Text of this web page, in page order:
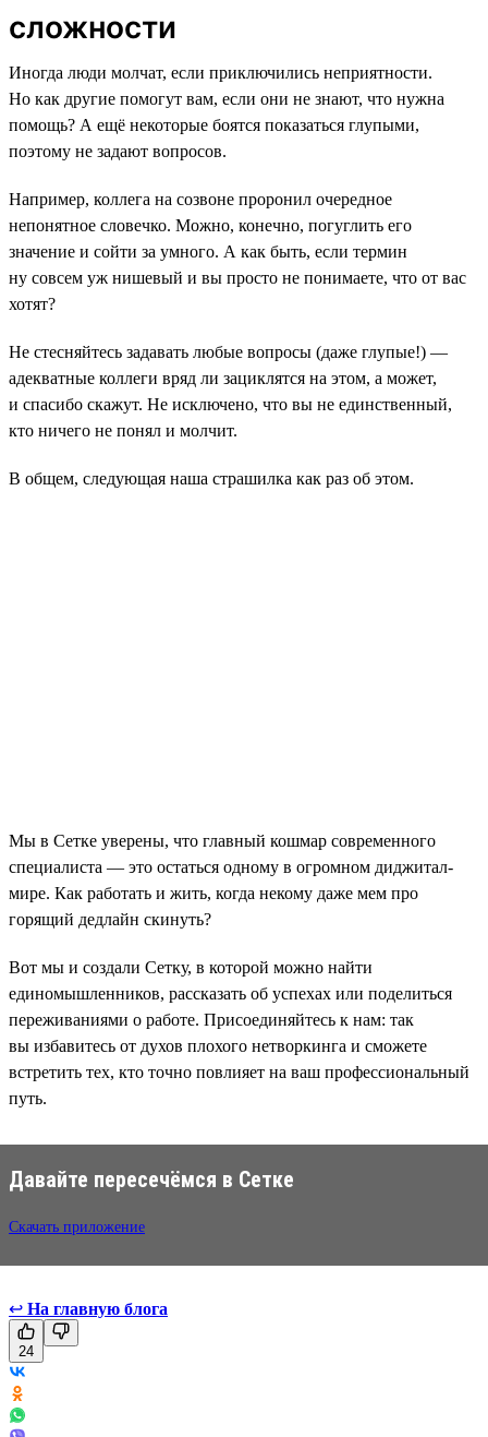
сложности
Иногда люди молчат, если приключились неприятности.
Но как другие помогут вам, если они не знают, что нужна
помощь? А ещё некоторые боятся показаться глупыми,
поэтому не задают вопросов.
Например, коллега на созвоне проронил очередное
непонятное словечко. Можно, конечно, погуглить его
значение и сойти за умного. А как быть, если термин
ну совсем уж нишевый и вы просто не понимаете, что от вас
хотят?
Не стесняйтесь задавать любые вопросы (даже глупые!) —
адекватные коллеги вряд ли зациклятся на этом, а может,
и спасибо скажут. Не исключено, что вы не единственный,
кто ничего не понял и молчит.
В общем, следующая наша страшилка как раз об этом.
Мы в Сетке уверены, что главный кошмар современного
специалиста — это остаться одному в огромном диджитал-
мире. Как работать и жить, когда некому даже мем про
горящий дедлайн скинуть?
Вот мы и создали Сетку, в которой можно найти
единомышленников, рассказать об успехах или поделиться
переживаниями о работе. Присоединяйтесь к нам: так
вы избавитесь от духов плохого нетворкинга и сможете
встретить тех, кто точно повлияет на ваш профессиональный
путь.
Давайте пересечёмся в Сетке
Скачать приложение
↩ На главную блога
24